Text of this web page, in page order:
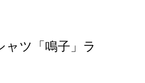
ャツ「鳴子」ラ